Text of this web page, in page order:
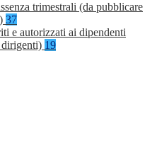
trimestrali (da pubblicare
37
e autorizzati ai dipendenti
19